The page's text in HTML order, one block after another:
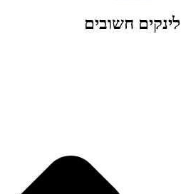
לינקים חשובים